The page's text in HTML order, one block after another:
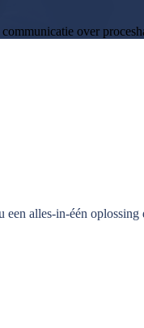
over
alles-in-één